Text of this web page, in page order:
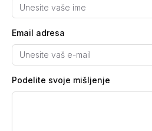
Email adresa
Podelite svoje mišljenje